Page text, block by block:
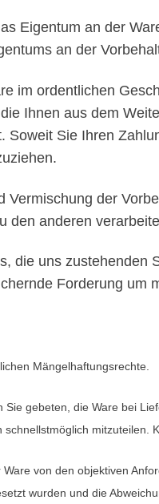
Eigentum an der
an der
im ordentlichen
Ihnen aus dem
Soweit Sie Ihren
Vermischung der
den anderen
die uns zustehenden
Forderung um
Mängelhaftungsrechte.
Sie gebeten, die Ware bei
schnellstmöglich mitzuteilen.
von den objektiven
wurden und die